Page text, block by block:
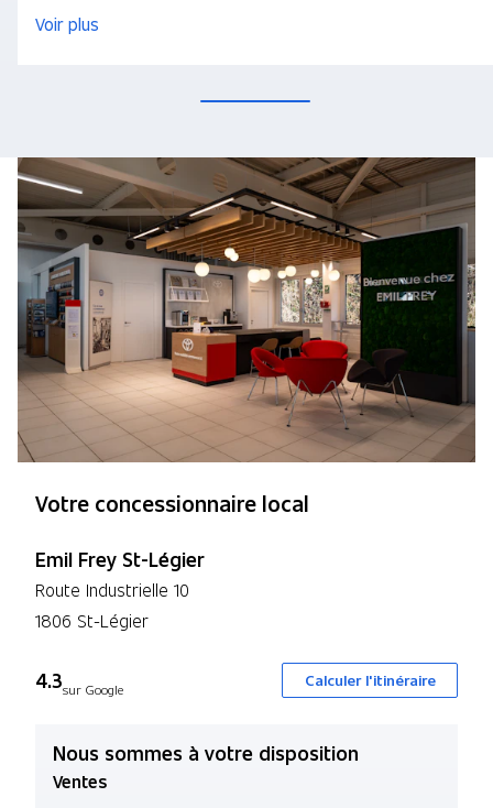
Voir plus
Votre concessionnaire local
Emil Frey St-Légier
Route Industrielle 10
1806 St-Légier
4.3sur Google Calculer l'itinéraire
Nous sommes à votre disposition
Ventes